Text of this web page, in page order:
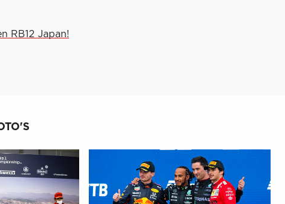
RB12 Japan!